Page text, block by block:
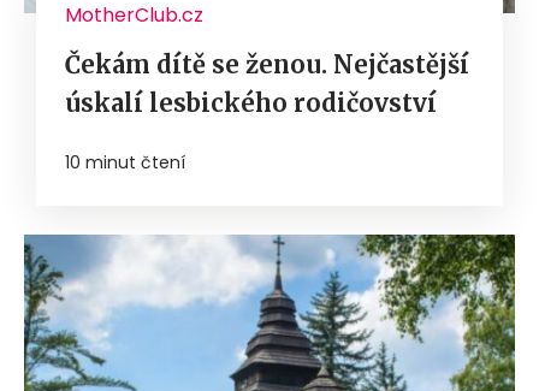
MotherClub.cz
Čekám dítě se ženou. Nejčastější
úskalí lesbického rodičovství
10 minut čtení